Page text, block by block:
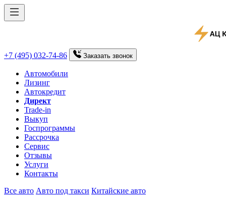
+7 (495) 032-74-86 Заказать звонок
Автомобили
Лизинг
Автокредит
Директ
Trade-in
Выкуп
Госпрограммы
Рассрочка
Сервис
Отзывы
Услуги
Контакты
Все авто Авто под такси Китайские авто